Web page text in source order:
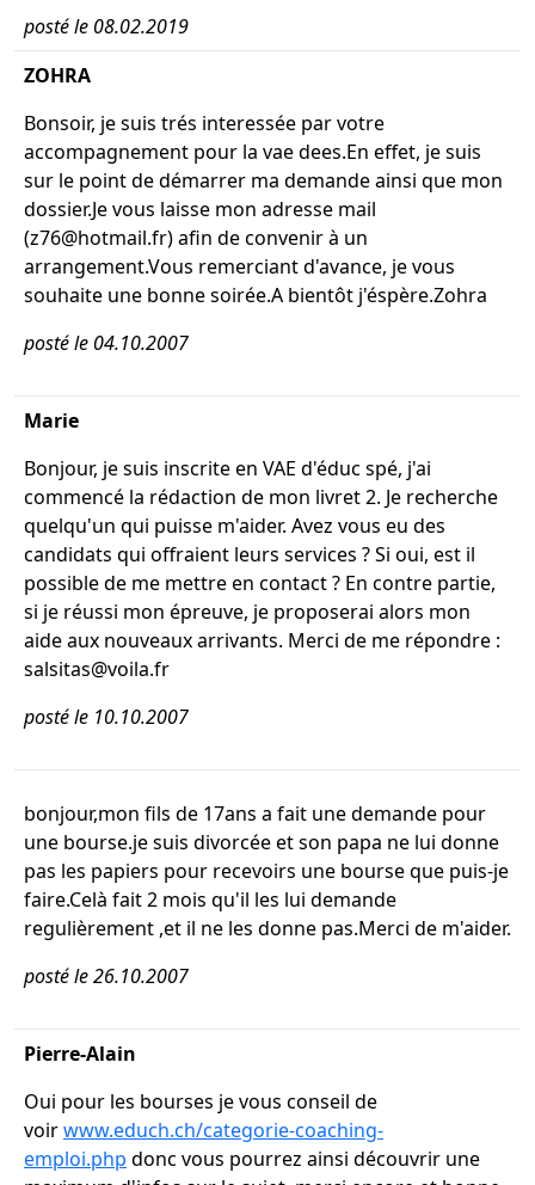
posté le 08.02.2019
ZOHRA
Bonsoir, je suis trés interessée par votre
accompagnement pour la vae dees.En effet, je suis
sur le point de démarrer ma demande ainsi que mon
dossier.Je vous laisse mon adresse mail
(z76@hotmail.fr) afin de convenir à un
arrangement.Vous remerciant d'avance, je vous
souhaite une bonne soirée.A bientôt j'éspère.Zohra
posté le 04.10.2007
Marie
Bonjour, je suis inscrite en VAE d'éduc spé, j'ai
commencé la rédaction de mon livret 2. Je recherche
quelqu'un qui puisse m'aider. Avez vous eu des
candidats qui offraient leurs services ? Si oui, est il
possible de me mettre en contact ? En contre partie,
si je réussi mon épreuve, je proposerai alors mon
aide aux nouveaux arrivants. Merci de me répondre :
salsitas@voila.fr
posté le 10.10.2007
bonjour,mon fils de 17ans a fait une demande pour
une bourse.je suis divorcée et son papa ne lui donne
pas les papiers pour recevoirs une bourse que puis-je
faire.Celà fait 2 mois qu'il les lui demande
regulièrement ,et il ne les donne pas.Merci de m'aider.
posté le 26.10.2007
Pierre-Alain
Oui pour les bourses je vous conseil de
voirwww.educh.ch/categorie-coaching-
emploi.php donc vous pourrez ainsi découvrir une